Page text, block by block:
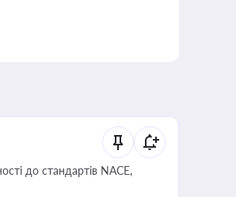
до стандартів NACE,